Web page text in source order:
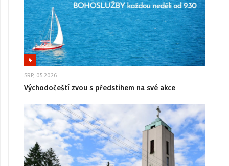
4
SRP, 05 2026
Východočeští zvou s předstihem na své akce